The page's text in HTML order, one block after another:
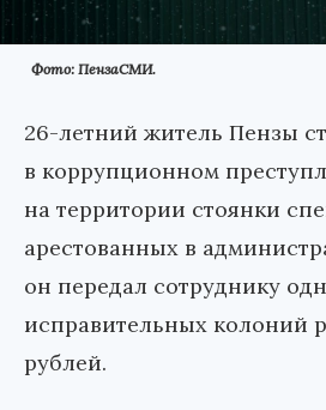
Фото: ПензаСМИ.
26-летний житель Пензы
в коррупционном
на территории стоянки
арестованных в
он передал сотруднику
исправительных колоний
рублей.